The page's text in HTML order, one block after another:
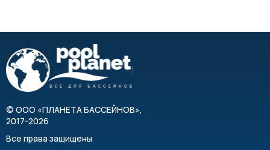
зависят от параметров конкретной модели.
© ООО «ПЛАНЕТА БАССЕЙНОВ»,
2017-2026
Все права защищены